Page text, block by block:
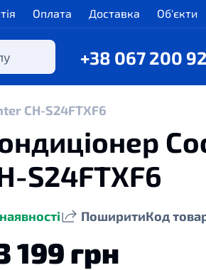
Оплата Доставка Об'єкти
+38 067 200
CH-S24FTXF6
S24FTXF6
ПоширитиКод
199 грн